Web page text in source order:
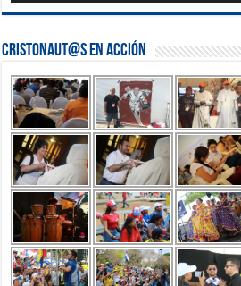
Cristonaut@s en Acción